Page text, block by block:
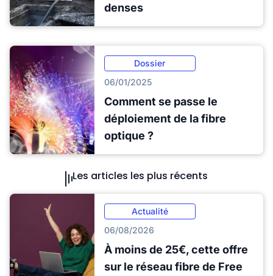
denses
Dossier
06/01/2025
Comment se passe le
déploiement de la fibre
optique ?
Les articles les plus récents
Actualité
06/08/2026
À moins de 25€, cette offre
sur le réseau fibre de Free